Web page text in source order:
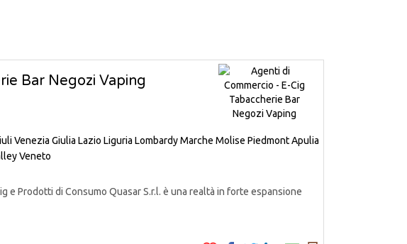
Bar Negozi Vaping
Venezia Giulia Lazio Liguria LombardyMarche Molise PiedmontApulia
Veneto
Prodotti di Consumo Quasar S.r.l. è una realtà in forte espansione